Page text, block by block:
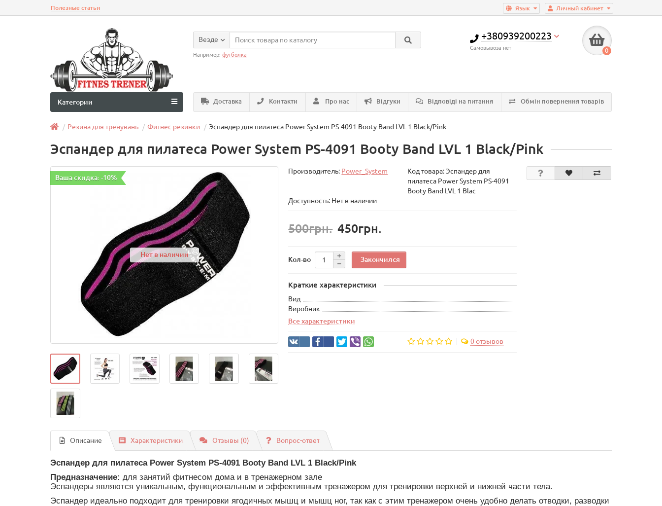
Личный кабинет
Язык
Полезные статьи
+380939200223
Самовывоза нет 0
Везде
Например: футболка
Доставка Контакти Про нас Відгуки Відповіді на питання Обмін повернення товарів
Категории
Резина для тренувань Фитнес резинки Эспандер для пилатеса Power System PS-4091 Booty Band LVL 1 Black/Pink
Эспандер для пилатеса Power System PS-4091 Booty Band LVL 1 Black/Pink
Ваша скидка: -10%
Нет в наличии
Производитель: Power_System Код товара:Эспандер для
пилатеса Power System PS-4091
Booty Band LVL 1 Blac
Доступность: Нет в наличии
500грн. 450грн.
Кол-во Закончился
Краткие характеристики
Вид
Виробник
Все характеристики
0 отзывов
Описание Характеристики Отзывы (0) Вопрос-ответ
Эспандер для пилатеса Power System PS-4091 Booty Band LVL 1 Black/Pink
Предназначение: для занятий фитнесом дома и в тренажерном зале
Эспандеры являются уникальным, функциональным и эффективным тренажером для тренировки верхней и нижней части тела.
Эспандер идеально подходит для тренировки ягодичных мышц и мышц ног, так как с этим тренажером очень удобно делать отводки, разводки